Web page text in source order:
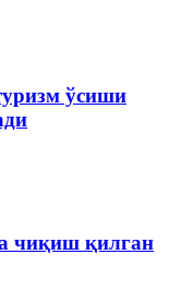
ўсиши
чиқиш қилган